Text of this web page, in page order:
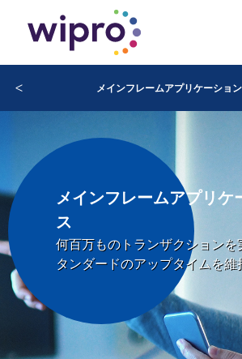
< メインフレームアプリケーショ
メインフレームアプリケ
ス
何百万ものトランザクションを
タンダードのアップタイムを維